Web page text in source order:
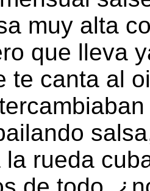
muy alta
que lleva
te canta al
la rueda